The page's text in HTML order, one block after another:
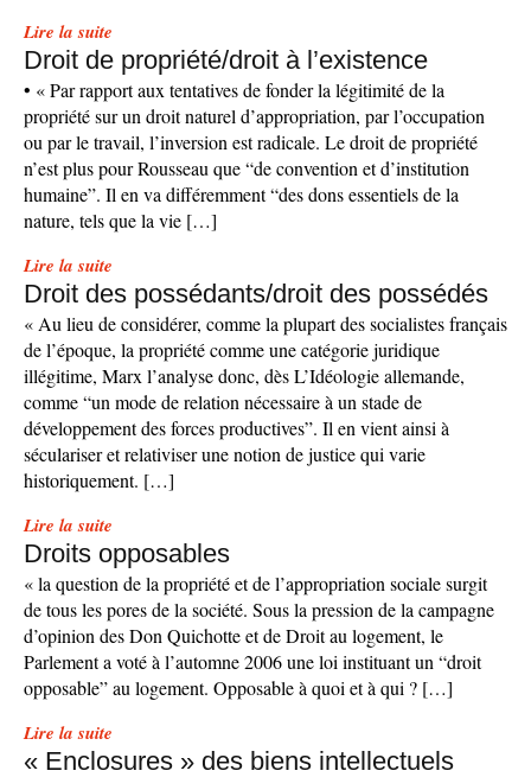
Lire la suite
Droit de propriété/droit à l’existence
• « Par rapport aux tentatives de fonder la légitimité de la
propriété sur un droit naturel d’appropriation, par l’occupation
ou par le travail, l’inversion est radicale. Le droit de propriété
n’est plus pour Rousseau que “de convention et d’institution
humaine”. Il en va différemment “des dons essentiels de la
nature, tels que la vie […]
Lire la suite
Droit des possédants/droit des possédés
« Au lieu de considérer, comme la plupart des socialistes français
de l’époque, la propriété comme une catégorie juridique
illégitime, Marx l’analyse donc, dès L’Idéologie allemande,
comme “un mode de relation nécessaire à un stade de
développement des forces productives”. Il en vient ainsi à
séculariser et relativiser une notion de justice qui varie
historiquement. […]
Lire la suite
Droits opposables
« la question de la propriété et de l’appropriation sociale surgit
de tous les pores de la société. Sous la pression de la campagne
d’opinion des Don Quichotte et de Droit au logement, le
Parlement a voté à l’automne 2006 une loi instituant un “droit
opposable” au logement. Opposable à quoi et à qui ? […]
Lire la suite
« Enclosures » des biens intellectuels